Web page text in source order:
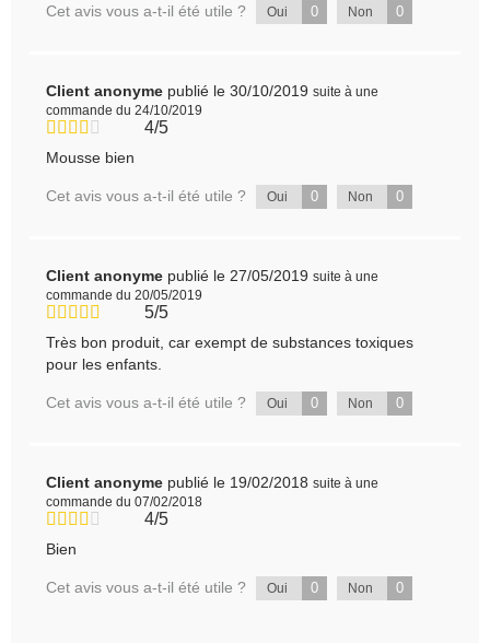
Cet avis vous a-t-il été utile ? Oui 0 Non 0
Client anonyme publié le 30/10/2019 suite à une
commande du 24/10/2019
4/5
Mousse bien
Cet avis vous a-t-il été utile ? Oui 0 Non 0
Client anonyme publié le 27/05/2019 suite à une
commande du 20/05/2019
5/5
Très bon produit, car exempt de substances toxiques
pour les enfants.
Cet avis vous a-t-il été utile ? Oui 0 Non 0
Client anonyme publié le 19/02/2018 suite à une
commande du 07/02/2018
4/5
Bien
Cet avis vous a-t-il été utile ? Oui 0 Non 0